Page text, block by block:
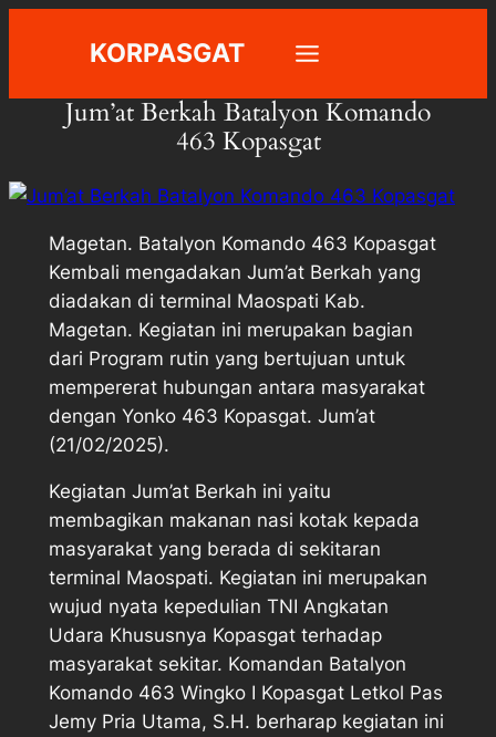
KORPASGAT
Jum’at Berkah Batalyon Komando
463 Kopasgat
Magetan. Batalyon Komando 463 Kopasgat
Kembali mengadakan Jum’at Berkah yang
diadakan di terminal Maospati Kab.
Magetan. Kegiatan ini merupakan bagian
dari Program rutin yang bertujuan untuk
mempererat hubungan antara masyarakat
dengan Yonko 463 Kopasgat. Jum’at
(21/02/2025).
Kegiatan Jum’at Berkah ini yaitu
membagikan makanan nasi kotak kepada
masyarakat yang berada di sekitaran
terminal Maospati. Kegiatan ini merupakan
wujud nyata kepedulian TNI Angkatan
Udara Khususnya Kopasgat terhadap
masyarakat sekitar. Komandan Batalyon
Komando 463 Wingko I Kopasgat Letkol Pas
Jemy Pria Utama, S.H. berharap kegiatan ini